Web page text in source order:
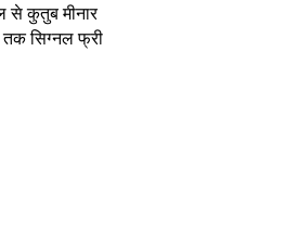
से कुतुब मीनार
सिग्नल फ्री